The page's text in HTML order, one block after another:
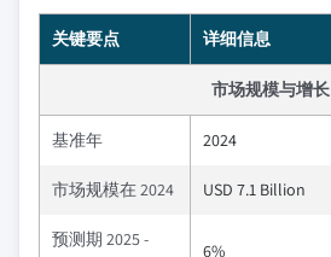
关键要点 详细信息
市场规模与增长
基准年 2024
市场规模在 2024 USD 7.1 Billion
预测期 2025 -
6%